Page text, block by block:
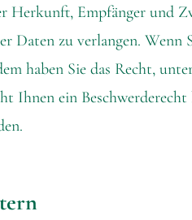
Empfänger und
Daten zu verlangen.
haben Sie das Recht,
Ihnen ein